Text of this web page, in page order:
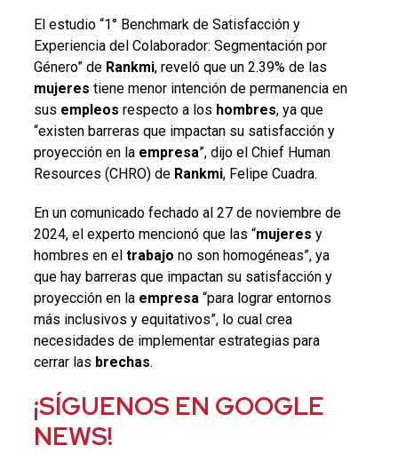
El estudio “1° Benchmark de Satisfacción y
Experiencia del Colaborador: Segmentación por
Género” de Rankmi, reveló que un 2.39% de las
mujeres tiene menor intención de permanencia en
sus empleos respecto a los hombres, ya que
“existen barreras que impactan su satisfacción y
proyección en la empresa”, dijo el Chief Human
Resources (CHRO) de Rankmi, Felipe Cuadra.
En un comunicado fechado al 27 de noviembre de
2024, el experto mencionó que las “mujeres y
hombres en el trabajo no son homogéneas”, ya
que hay barreras que impactan su satisfacción y
proyección en la empresa “para lograr entornos
más inclusivos y equitativos”, lo cual crea
necesidades de implementar estrategias para
cerrar las brechas.
¡SÍGUENOS EN GOOGLE
NEWS!